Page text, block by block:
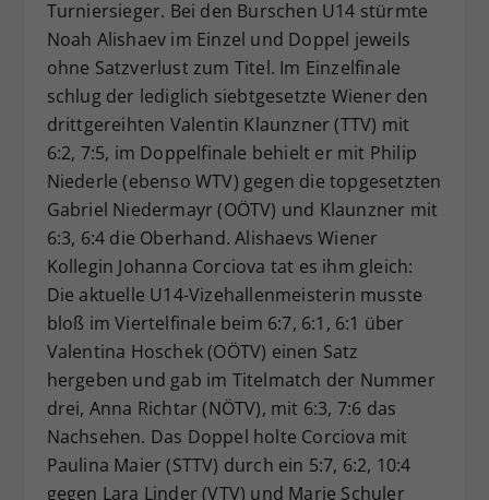
Turniersieger. Bei den Burschen U14 stürmte
Noah Alishaev im Einzel und Doppel jeweils
ohne Satzverlust zum Titel. Im Einzelfinale
schlug der lediglich siebtgesetzte Wiener den
drittgereihten Valentin Klaunzner (TTV) mit
6:2, 7:5, im Doppelfinale behielt er mit Philip
Niederle (ebenso WTV) gegen die topgesetzten
Gabriel Niedermayr (OÖTV) und Klaunzner mit
6:3, 6:4 die Oberhand. Alishaevs Wiener
Kollegin Johanna Corciova tat es ihm gleich:
Die aktuelle U14-Vizehallenmeisterin musste
bloß im Viertelfinale beim 6:7, 6:1, 6:1 über
Valentina Hoschek (OÖTV) einen Satz
hergeben und gab im Titelmatch der Nummer
drei, Anna Richtar (NÖTV), mit 6:3, 7:6 das
Nachsehen. Das Doppel holte Corciova mit
Paulina Maier (STTV) durch ein 5:7, 6:2, 10:4
gegen Lara Linder (VTV) und Marie Schuler